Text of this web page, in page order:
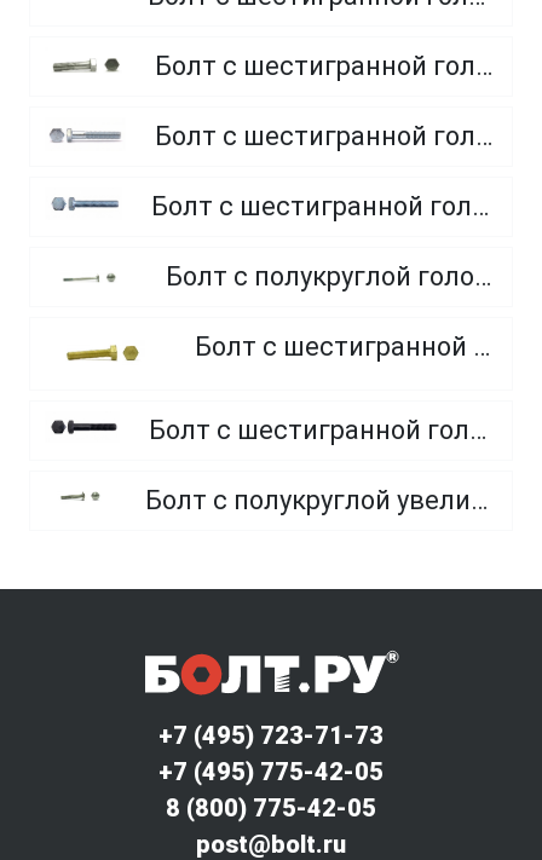
Болт с шестигранной головкой, неполная резьба, класс прочности 5.8
Болт с шестигранной головкой, неполная резьба, класс прочности 8.8
Болт с шестигранной головкой, полная резьба, класс прочности 10.9 и 12.9
Болт с полукруглой головкой и квадратным подголовником
Болт с шестигранной головкой, из латуни
Болт с шестигранной головкой, неполная резьба, класс прочности 10.9 и 12.9
Болт с полукруглой увеличенной головкой и усом класса точности C (мебельный)
+7 (495) 723-71-73
+7 (495) 775-42-05
8 (800) 775-42-05
post@bolt.ru